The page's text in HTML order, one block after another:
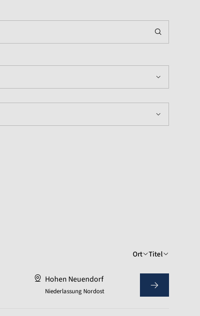
Ort Titel
Hohen Neuendorf
Niederlassung Nordost